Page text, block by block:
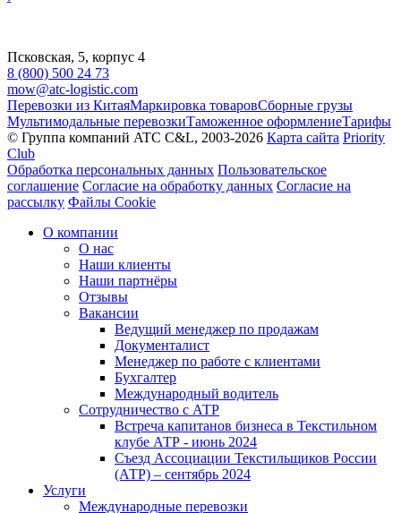
Псковская, 5, корпус 4
8 (800) 500 24 73
mow@atc-logistic.com
Перевозки из КитаяМаркировка товаровСборные грузы
Мультимодальные перевозкиТаможенное оформлениеТарифы
© Группа компаний ATC C&L, 2003-2026 Карта сайта Priority
Club
Обработка персональных данных Пользовательское
соглашение Согласие на обработку данных Согласие на
рассылку Файлы Cookie
О компании
О нас
Наши клиенты
Наши партнёры
Отзывы
Вакансии
Ведущий менеджер по продажам
Документалист
Менеджер по работе с клиентами
Бухгалтер
Международный водитель
Сотрудничество с АТР
Встреча капитанов бизнеса в Текстильном
клубе АТР - июнь 2024
Съезд Ассоциации Текстильщиков России
(АТР) – сентябрь 2024
Услуги
Международные перевозки